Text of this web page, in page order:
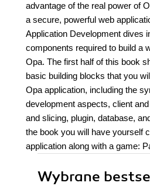
advantage of the real power of
a secure, powerful web
Application Development dives
components required to build a
Opa. The first half of this book
basic building blocks that you
Opa application, including the
development aspects, client
and slicing, plugin, database,
the book you will have yourself
application along with a game:
Wybrane